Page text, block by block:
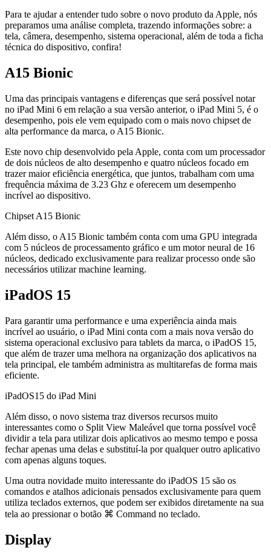
Para te ajudar a entender tudo sobre o novo produto da Apple, nós
preparamos uma análise completa, trazendo informações sobre: a
tela, câmera, desempenho, sistema operacional, além de toda a ficha
técnica do dispositivo, confira!
A15 Bionic
Uma das principais vantagens e diferenças que será possível notar
no iPad Mini 6 em relação a sua versão anterior, o iPad Mini 5, é o
desempenho, pois ele vem equipado com o mais novo chipset de
alta performance da marca, o A15 Bionic.
Este novo chip desenvolvido pela Apple, conta com um processador
de dois núcleos de alto desempenho e quatro núcleos focado em
trazer maior eficiência energética, que juntos, trabalham com uma
frequência máxima de 3.23 Ghz e oferecem um desempenho
incrível ao dispositivo.
Chipset A15 Bionic
Além disso, o A15 Bionic também conta com uma GPU integrada
com 5 núcleos de processamento gráfico e um motor neural de 16
núcleos, dedicado exclusivamente para realizar processo onde são
necessários utilizar machine learning.
iPadOS 15
Para garantir uma performance e uma experiência ainda mais
incrível ao usuário, o iPad Mini conta com a mais nova versão do
sistema operacional exclusivo para tablets da marca, o iPadOS 15,
que além de trazer uma melhora na organização dos aplicativos na
tela principal, ele também administra as multitarefas de forma mais
eficiente.
iPadOS15 do iPad Mini
Além disso, o novo sistema traz diversos recursos muito
interessantes como o Split View Maleável que torna possível você
dividir a tela para utilizar dois aplicativos ao mesmo tempo e possa
fechar apenas uma delas e substituí-la por qualquer outro aplicativo
com apenas alguns toques.
Uma outra novidade muito interessante do iPadOS 15 são os
comandos e atalhos adicionais pensados exclusivamente para quem
utiliza teclados externos, que podem ser exibidos diretamente na sua
tela ao pressionar o botão ⌘ Command no teclado.
Display